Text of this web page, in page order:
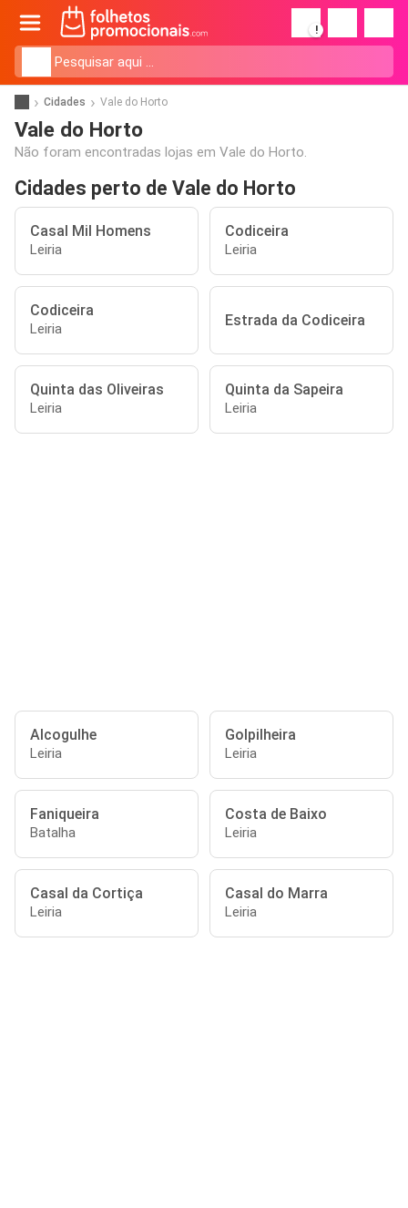
!
Cidades Vale do Horto
Vale do Horto
Não foram encontradas lojas em Vale do Horto.
Cidades perto de Vale do Horto
Casal Mil Homens
Leiria
Codiceira
Leiria
Codiceira
Leiria Estrada da Codiceira
Quinta das Oliveiras
Leiria
Quinta da Sapeira
Leiria
Alcogulhe
Leiria
Golpilheira
Leiria
Faniqueira
Batalha
Costa de Baixo
Leiria
Casal da Cortiça
Leiria
Casal do Marra
Leiria